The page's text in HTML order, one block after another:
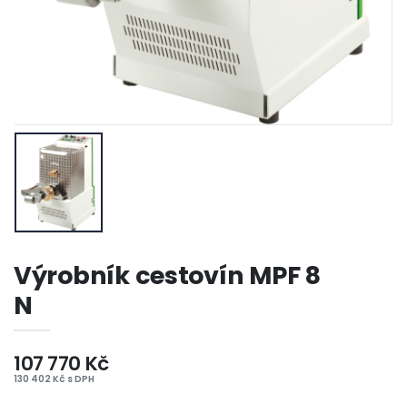
Výrobník cestovín MPF 8
N
107 770 Kč
130 402 Kč s DPH